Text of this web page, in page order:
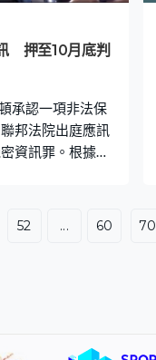
押至10月底判
承認一項非法保
邦法院出庭應訊
資訊罪。根據認
擔任特朗普的國
保留超過1,000頁
52 ... 60 70